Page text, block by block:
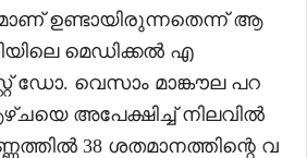
ഉണ്ടായിരുന്നതെന്ന് ആ
മെഡിക്കൽ എ
ഡോ. വെസാം മാങ്കൗല പറ
അപേക്ഷിച്ച് നിലവിൽ
38 ശതമാനത്തിന്റെ വ